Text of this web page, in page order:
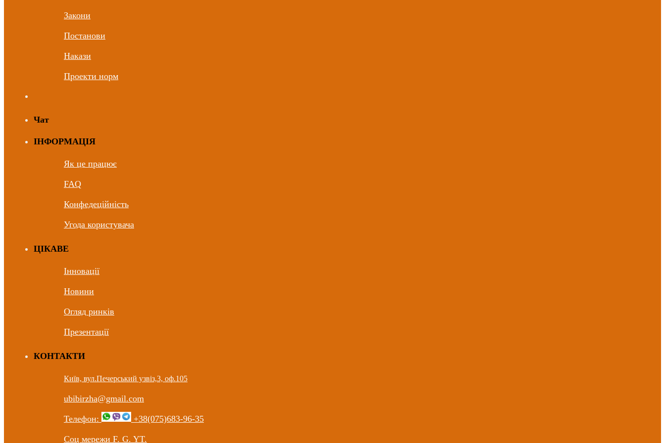
Закони
Постанови
Накази
Проекти норм
Чат
ІНФОРМАЦІЯ
Як це працює
FAQ
Конфедеційність
Угода користувача
ЦIКАВЕ
Інновації
Новини
Огляд ринків
Презентації
КОНТАКТИ
Київ, вул.Печерський узвіз,3, оф.105
ubibirzha@gmail.com
Телефон: +38(075)683-96-35
Соц мережи F. G. YT.